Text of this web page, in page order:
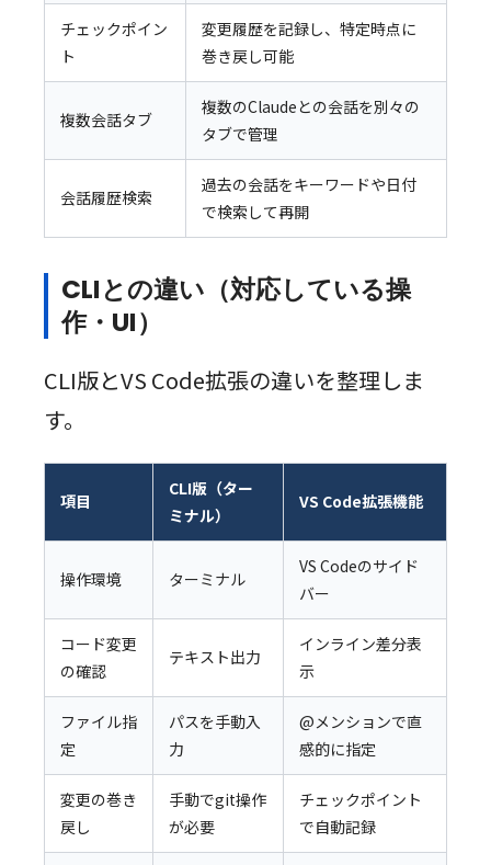
チェックポイン
ト
変更履歴を記録し、特定時点に
巻き戻し可能
複数会話タブ
複数のClaudeとの会話を別々の
タブで管理
会話履歴検索
過去の会話をキーワードや日付
で検索して再開
CLIとの違い（対応している操
作・UI）
CLI版とVS Code拡張の違いを整理しま
す。
項目
CLI版（ター
ミナル）
VS Code拡張機能
操作環境 ターミナル
VS Codeのサイド
バー
コード変更
の確認
テキスト出力
インライン差分表
示
ファイル指
定
パスを手動入
力
@メンションで直
感的に指定
変更の巻き
戻し
手動でgit操作
が必要
チェックポイント
で自動記録